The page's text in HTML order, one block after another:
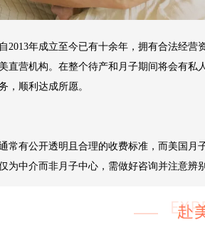
2013年成立至今已有十余年，拥有合法经
直营机构。在整个待产和月子期间将会有
，顺利达成所愿。
常有公开透明且合理的收费标准，而美国
为中介而非月子中心，需做好咨询并注意辨别